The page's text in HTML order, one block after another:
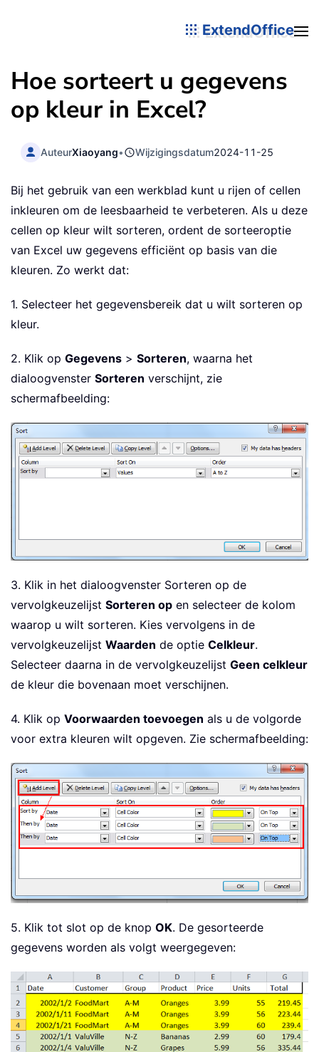
ExtendOffice
Hoe sorteert u gegevens
op kleur in Excel?
AuteurXiaoyang• Wijzigingsdatum2024-11-25
Bij het gebruik van een werkblad kunt u rijen of cellen
inkleuren om de leesbaarheid te verbeteren. Als u deze
cellen op kleur wilt sorteren, ordent de sorteeroptie
van Excel uw gegevens efficiënt op basis van die
kleuren. Zo werkt dat:
1. Selecteer het gegevensbereik dat u wilt sorteren op
kleur.
2. Klik op Gegevens > Sorteren, waarna het
dialoogvenster Sorteren verschijnt, zie
schermafbeelding:
3. Klik in het dialoogvenster Sorteren op de
vervolgkeuzelijst Sorteren op en selecteer de kolom
waarop u wilt sorteren. Kies vervolgens in de
vervolgkeuzelijst Waarden de optie Celkleur.
Selecteer daarna in de vervolgkeuzelijst Geen celkleur
de kleur die bovenaan moet verschijnen.
4. Klik op Voorwaarden toevoegen als u de volgorde
voor extra kleuren wilt opgeven. Zie schermafbeelding:
5. Klik tot slot op de knop OK. De gesorteerde
gegevens worden als volgt weergegeven: